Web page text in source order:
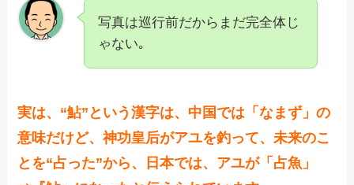
写真は巡行前だからまだ完全体じ
ゃない｡
実は、“鮎”という漢字は、中国では「なまず」の
意味だけど、神功皇后がアユを釣って、未来のこ
とを“占った”から、日本では、アユが「占魚」